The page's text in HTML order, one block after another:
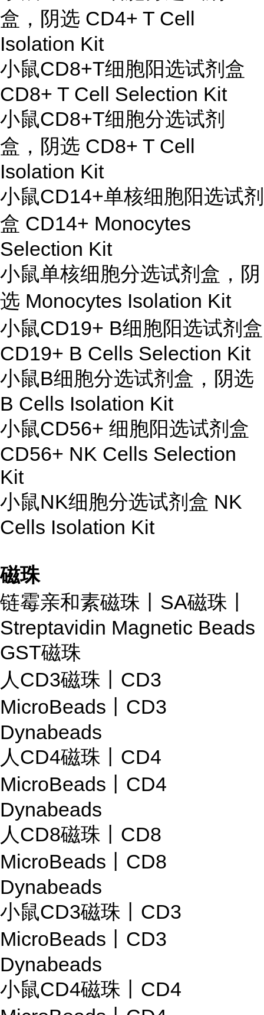
盒，阴选 CD4+ T Cell
Isolation Kit
小鼠CD8+T细胞阳选试剂盒
CD8+ T Cell Selection Kit
小鼠CD8+T细胞分选试剂
盒，阴选 CD8+ T Cell
Isolation Kit
小鼠CD14+单核细胞阳选试剂
盒 CD14+ Monocytes
Selection Kit
小鼠单核细胞分选试剂盒，阴
选 Monocytes Isolation Kit
小鼠CD19+ B细胞阳选试剂盒
CD19+ B Cells Selection Kit
小鼠B细胞分选试剂盒，阴选
B Cells Isolation Kit
小鼠CD56+ 细胞阳选试剂盒
CD56+ NK Cells Selection
Kit
小鼠NK细胞分选试剂盒 NK
Cells Isolation Kit
磁珠
链霉亲和素磁珠丨SA磁珠丨
Streptavidin Magnetic Beads
GST磁珠
人CD3磁珠丨CD3
MicroBeads丨CD3
Dynabeads
人CD4磁珠丨CD4
MicroBeads丨CD4
Dynabeads
人CD8磁珠丨CD8
MicroBeads丨CD8
Dynabeads
小鼠CD3磁珠丨CD3
MicroBeads丨CD3
Dynabeads
小鼠CD4磁珠丨CD4